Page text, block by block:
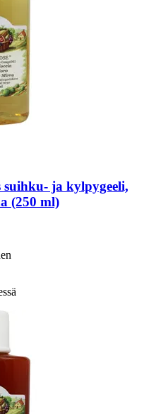
suihku-​ ja kylpygeeli,
(250 ml)